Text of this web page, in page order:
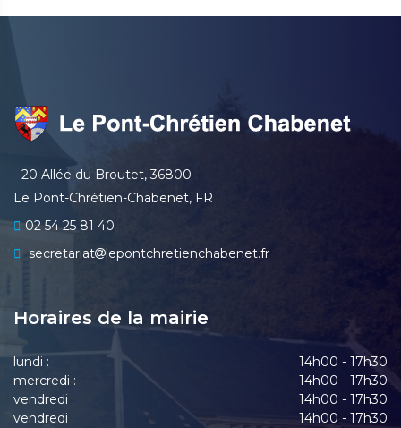
20 Allée du Broutet, 36800
Le Pont-Chrétien-Chabenet, FR
02 54 25 81 40
secretariat
lepontchretienchabenet.fr
Horaires de la mairie
lundi :
14h00 - 17h30
mercredi :
14h00 - 17h30
vendredi :
14h00 - 17h30
vendredi :
14h00 - 17h30